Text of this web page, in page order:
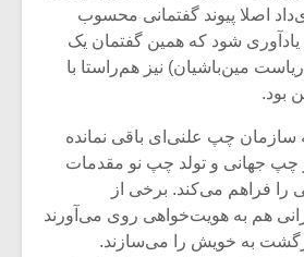
اصلا پیوند گفتمانی محسوب
شود که همین گفتمان یک
مین‌باشیان) نیز هم‌راستا با
بود.
چپ علنی‌ای باقی نمانده
چپ جهانی و تولد چپ نو مقدمات
را فراهم می‌کند. برخی از
هم به هویت‌خواهی روی می‌آورند
به خویش را می‌سازند.
روژا
بر موسیقی
«متری
نیم»
موریس ژار
دوره
موسیقی